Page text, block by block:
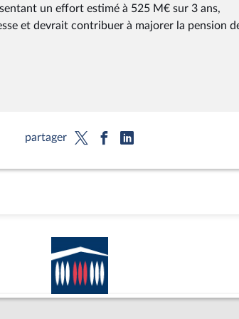
un effort estimé à 525 M€ sur 3 ans,
et devrait contribuer à majorer la pension
partager